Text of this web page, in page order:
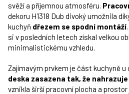
svěží a příjemnou atmosféru.
dekoru H1318 Dub divoký umožnila
kuchyň dřezem se spodní montáží
si v posledních letech získal velkou
minimalistickému vzhledu.
Zajímavým prvkem je část kuchyně u
deska zasazena tak, že
vznikla širší pracovní plocha a